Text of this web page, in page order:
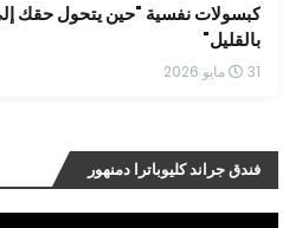
كبسولات نفسية "حين يتحول حقك إلى
بالقليل"
31 مايو 2026
فندق جراند كليوباترا دمنهور